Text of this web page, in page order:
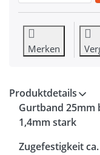
Merken
Produktdetails
Gurtband 25mm
1,4mm stark
Zugefestigkeit